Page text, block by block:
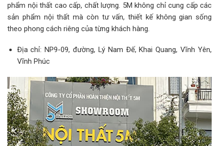
phẩm nội thất cao cấp, chất lượng. 5M không chỉ cung cấp các
sản phẩm nội thất mà còn tư vấn, thiết kế không gian sống
theo phong cách riêng của từng khách hàng.
Địa chỉ: NP9-09, đường, Lý Nam Đế, Khai Quang, Vĩnh Yên,
Vĩnh Phúc